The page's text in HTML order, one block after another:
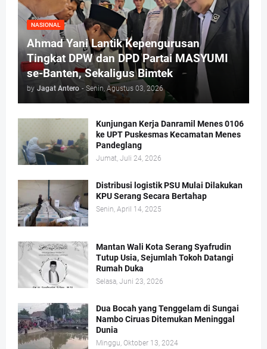
NASIONAL
Ahmad Yani Lantik Kepengurusan
Tingkat DPW dan DPD Partai MASYUMI
se-Banten, Sekaligus Bimtek
by Jagat Antero - Senin, Agustus 03, 2026
Kunjungan Kerja Danramil Menes 0106
ke UPT Puskesmas Kecamatan Menes
Pandeglang
Jumat, Juli 24, 2026
Distribusi logistik PSU Mulai Dilakukan
KPU Serang Secara Bertahap
Senin, April 14, 2025
Mantan Wali Kota Serang Syafrudin
Tutup Usia, Sejumlah Tokoh Datangi
Rumah Duka
Selasa, Juni 23, 2026
Dua Bocah yang Tenggelam di Sungai
Nambo Ciruas Ditemukan Meninggal
Dunia
Minggu, Oktober 13, 2024